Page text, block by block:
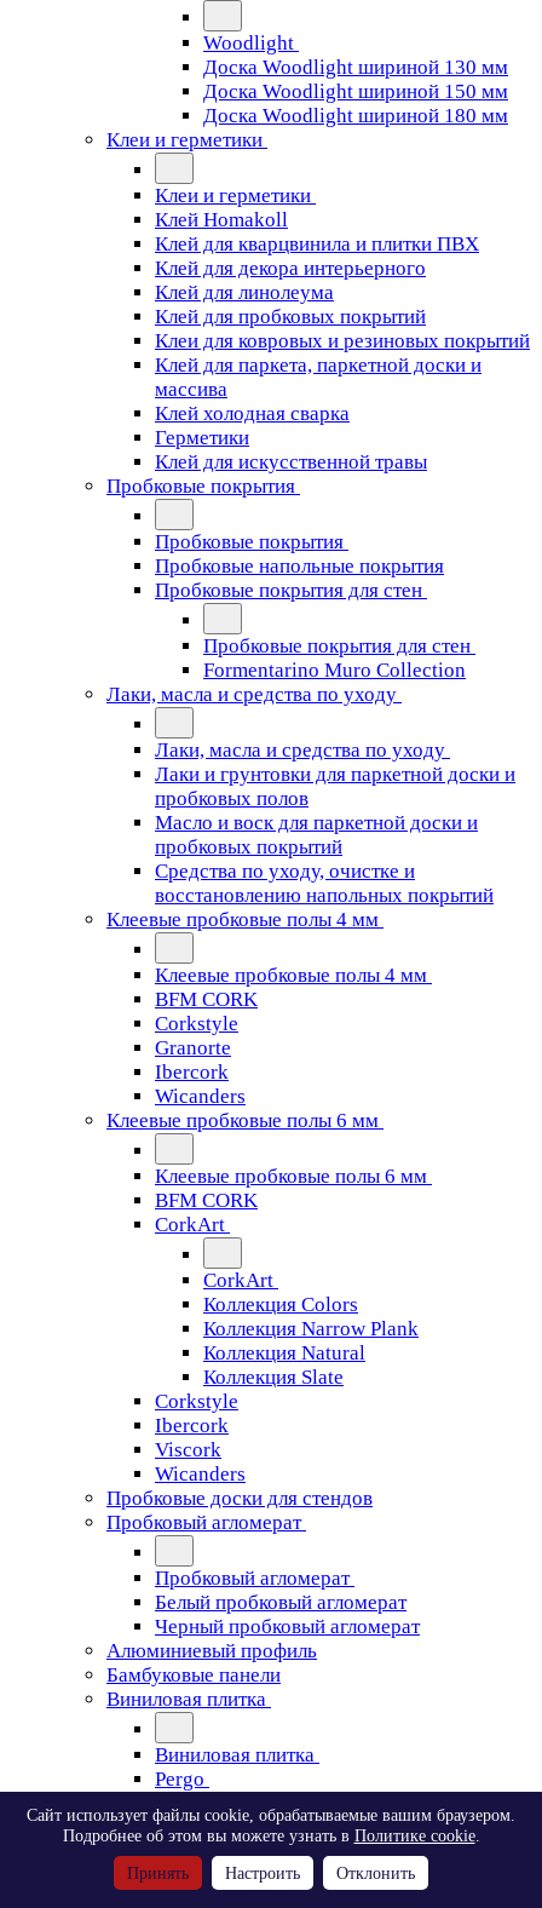
Woodlight
Доска Woodlight шириной 130 мм
Доска Woodlight шириной 150 мм
Доска Woodlight шириной 180 мм
Клеи и герметики
Клеи и герметики
Клей Homakoll
Клей для кварцвинила и плитки ПВХ
Клей для декора интерьерного
Клей для линолеума
Клей для пробковых покрытий
Клеи для ковровых и резиновых покрытий
Клей для паркета, паркетной доски и
массива
Клей холодная сварка
Герметики
Клей для искусственной травы
Пробковые покрытия
Пробковые покрытия
Пробковые напольные покрытия
Пробковые покрытия для стен
Пробковые покрытия для стен
Formentarino Muro Collection
Лаки, масла и средства по уходу
Лаки, масла и средства по уходу
Лаки и грунтовки для паркетной доски и
пробковых полов
Масло и воск для паркетной доски и
пробковых покрытий
Средства по уходу, очистке и
восстановлению напольных покрытий
Клеевые пробковые полы 4 мм
Клеевые пробковые полы 4 мм
BFM CORK
Corkstyle
Granorte
Ibercork
Wicanders
Клеевые пробковые полы 6 мм
Клеевые пробковые полы 6 мм
BFM CORK
CorkArt
CorkArt
Коллекция Colors
Коллекция Narrow Plank
Коллекция Natural
Коллекция Slate
Corkstyle
Ibercork
Viscork
Wicanders
Пробковые доски для стендов
Пробковый агломерат
Пробковый агломерат
Белый пробковый агломерат
Черный пробковый агломерат
Алюминиевый профиль
Бамбуковые панели
Виниловая плитка
Виниловая плитка
Pergo
Pergo
Classic Plank Optimum Glue
Modern Plank Optimum Glue
Сайт использует файлы cookie, обрабатываемые вашим браузером.
Подробнее об этом вы можете узнать в Политике cookie.
Принять Настроить Отклонить